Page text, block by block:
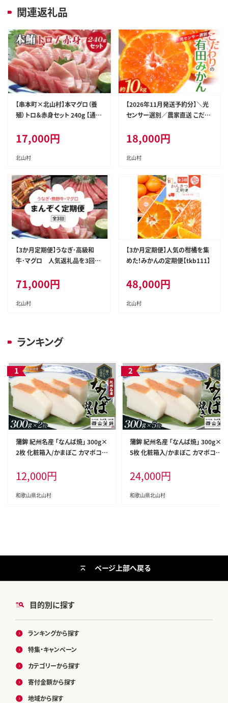
関連返礼品
【串本町×北山村】本マグロ（養
殖）トロ＆赤身セット 240g 【通常
17,000円
北山村
【2026年11月発送予約分】＼光
センサー選別／農家直送 こだわ
50g(傷み補償分) 【ご家庭用】【1
1月発送】有機質肥料100% 有田
みかん みかん ミカン 蜜柑 柑橘
先行予約【nuk101-11C】
18,000円
北山村
【3か月定期便】うなぎ･高級和
牛･マグロ 人気返礼品を3回お
71,000円
北山村
【3か月定期便】人気の柑橘を集
めた！みかんの定期便【tkb111】
48,000円
北山村
ランキング
蒲鉾 紀州名産 「なんば焼」 300g×
2枚 化粧箱入/かまぼこ カマボコ
お祝い お返し 母の日 父の日 お中
元 敬老の日 おつまみ 惣菜【nym1
00】
12,000円
和歌山県北山村
蒲鉾 紀州名産 「なんば焼」 300g×
5枚 化粧箱入/かまぼこ カマボコ
お祝い お返し 母の日 父の日 お中
元 敬老の日 おつまみ 惣菜【nym1
03】
24,000円
和歌山県北山村
目的別に探す
ランキングから探す
特集・キャンペーン
カテゴリーから探す
寄付金額から探す
地域から探す
ページ上部へ戻る